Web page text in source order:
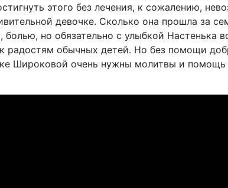
этого без лечения, к сожалению,
девочке. Сколько она прошла за
но обязательно с улыбкой Настенька
радостям обычных детей. Но без помощи
Широковой очень нужны молитвы и помощь